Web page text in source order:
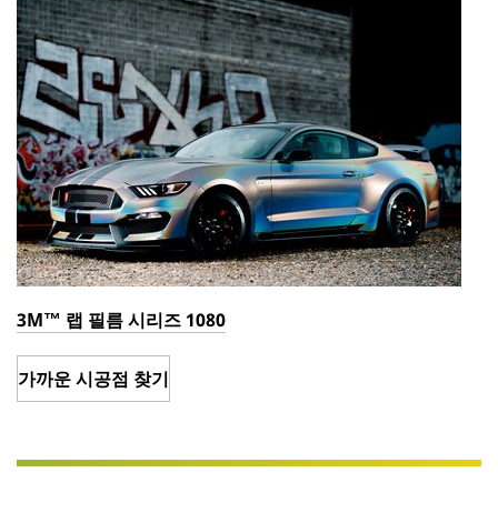
3M™ 랩 필름 시리즈 1080
가까운 시공점 찾기